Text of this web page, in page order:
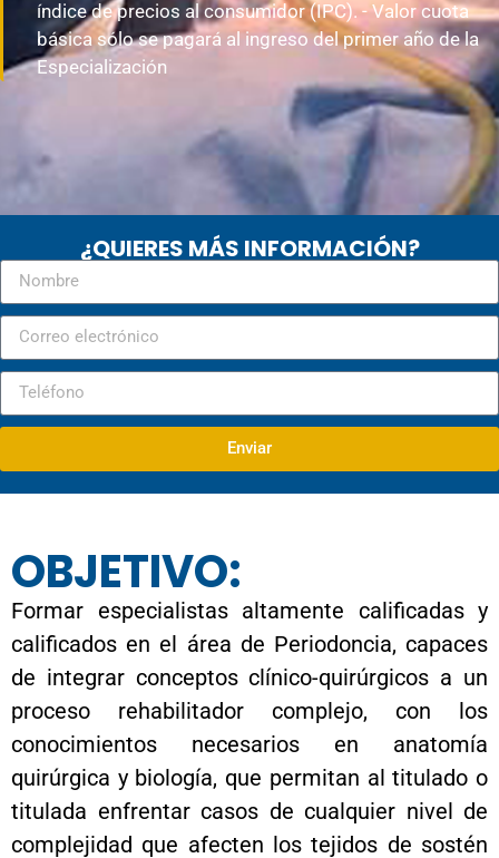
¿QUIERES MÁS INFORMACIÓN?
OBJETIVO:
Formar especialistas altamente calificadas y
proceso rehabilitador complejo, con los
conocimientos necesarios en anatomía
quirúrgica y biología, que permitan al titulado o
titulada enfrentar casos de cualquier nivel de
complejidad que afecten los tejidos de sostén
de las piezas dentarias, interviniendo en niveles
tempranos como actividades de prevención y
promoción de la salud oral, hasta aquellos más
complejos asociados al reemplazo de piezas
perdidas mediante la instalación quirúrgica de